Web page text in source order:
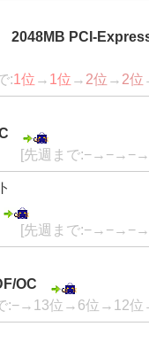
2048MB PCI-
:1位 → 1位 → 2位 → 2位
[先週まで
[先週まで
OC
:−→13位→6位→12位